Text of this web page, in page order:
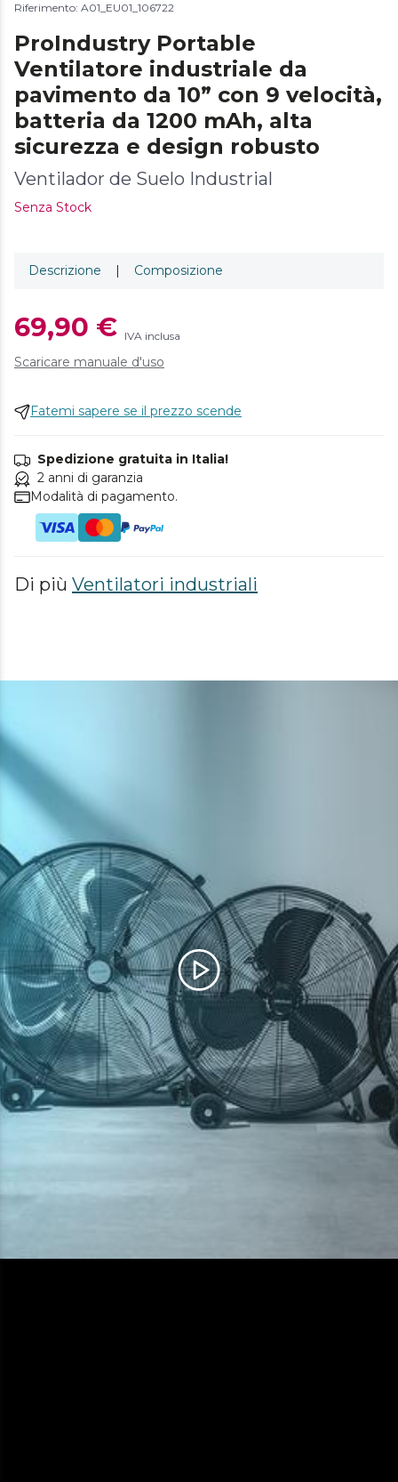
Riferimento: A01_EU01_106722
ProIndustry Portable
Ventilatore industriale da
pavimento da 10” con 9 velocità,
batteria da 1200 mAh, alta
sicurezza e design robusto
Ventilador de Suelo Industrial
Senza Stock
Descrizione | Composizione
69,90 € IVA inclusa
Scaricare manuale d'uso
Fatemi sapere se il prezzo scende
Spedizione gratuita in Italia!
2 anni di garanzia
Modalità di pagamento.
Di più Ventilatori industriali